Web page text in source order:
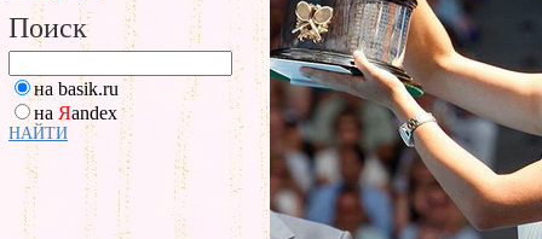
Поиск
на basik.ru
на Яandex
НАЙТИ